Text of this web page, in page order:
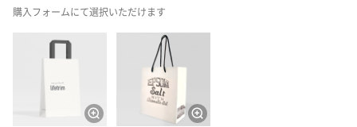
購入フォームにて選択いただけます